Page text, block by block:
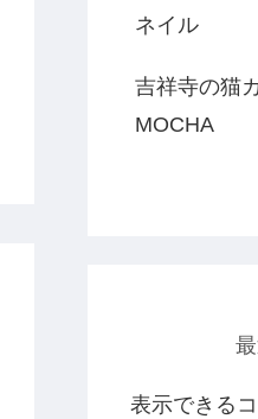
ネイル
吉祥寺の猫
MOCHA
表示できる